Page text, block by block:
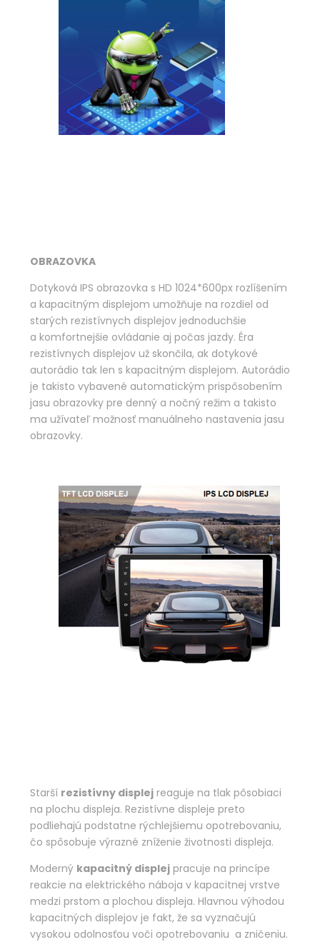
OBRAZOVKA
Dotyková IPS obrazovka s HD 1024*600px rozlíšením
a kapacitným displejom umožňuje na rozdiel od
starých rezistívnych displejov jednoduchšie
a komfortnejšie ovládanie aj počas jazdy. Éra
rezistívnych displejov už skončila, ak dotykové
autorádio tak len s kapacitným displejom. Autorádio
je takisto vybavené automatickým prispôsobením
jasu obrazovky pre denný a nočný režim a takisto
ma užívateľ možnosť manuálneho nastavenia jasu
obrazovky.
Starší rezistívny displej reaguje na tlak pôsobiaci
na plochu displeja. Rezistívne displeje preto
podliehajú podstatne rýchlejšiemu opotrebovaniu,
čo spôsobuje výrazné zníženie životnosti displeja.
Moderný kapacitný displej pracuje na princípe
reakcie na elektrického náboja v kapacitnej vrstve
medzi prstom a plochou displeja. Hlavnou výhodou
kapacitných displejov je fakt, že sa vyznačujú
vysokou odolnosťou voči opotrebovaniu a zničeniu.